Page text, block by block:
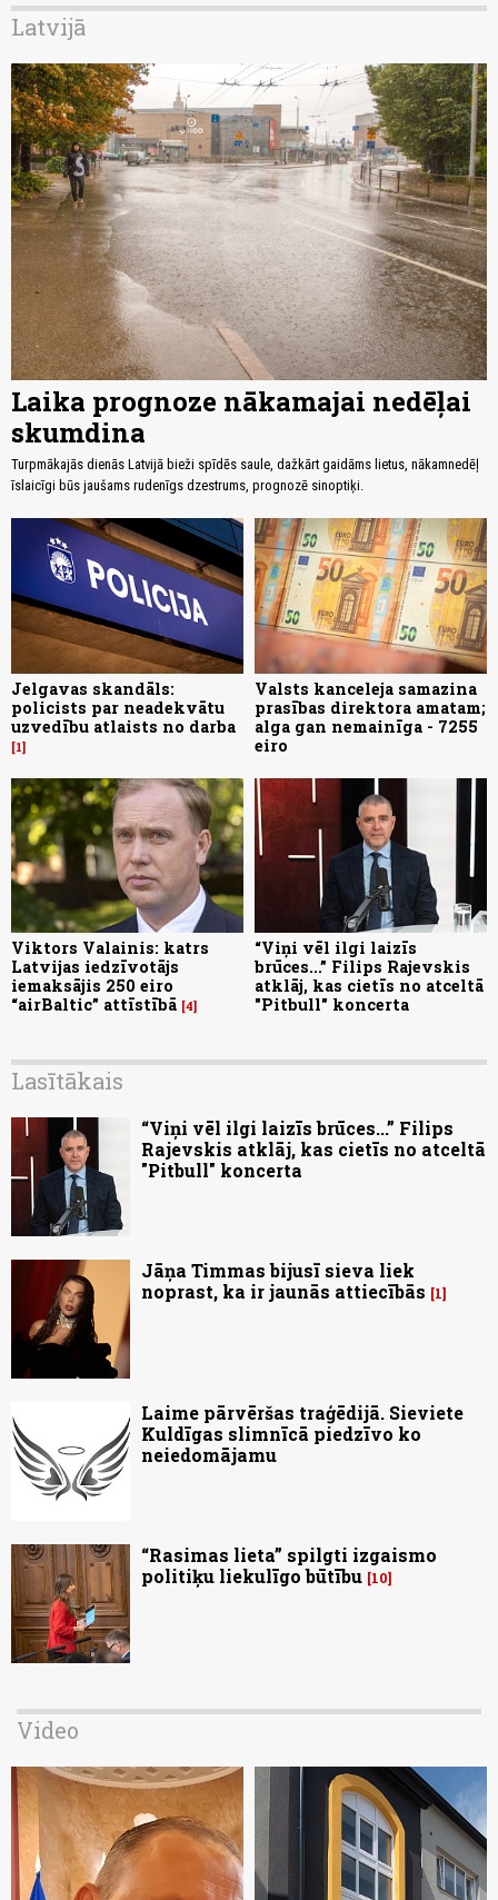
Latvijā
Laika prognoze nākamajai nedēļai
skumdina
Turpmākajās dienās Latvijā bieži spīdēs saule, dažkārt gaidāms lietus, nākamnedēļ
īslaicīgi būs jaušams rudenīgs dzestrums, prognozē sinoptiķi.
Jelgavas skandāls:
policists par neadekvātu
uzvedību atlaists no darba
1
Valsts kanceleja samazina
prasības direktora amatam;
alga gan nemainīga - 7255
eiro
Viktors Valainis: katrs
Latvijas iedzīvotājs
iemaksājis 250 eiro
“airBaltic” attīstībā 4
“Viņi vēl ilgi laizīs
brūces...” Filips Rajevskis
atklāj, kas cietīs no atceltā
"Pitbull" koncerta
Lasītākais
“Viņi vēl ilgi laizīs brūces...” Filips
Rajevskis atklāj, kas cietīs no atceltā
"Pitbull" koncerta
Jāņa Timmas bijusī sieva liek
noprast, ka ir jaunās attiecībās
1
Laime pārvēršas traģēdijā. Sieviete
Kuldīgas slimnīcā piedzīvo ko
neiedomājamu
“Rasimas lieta” spilgti izgaismo
politiķu liekulīgo būtību 10
Video